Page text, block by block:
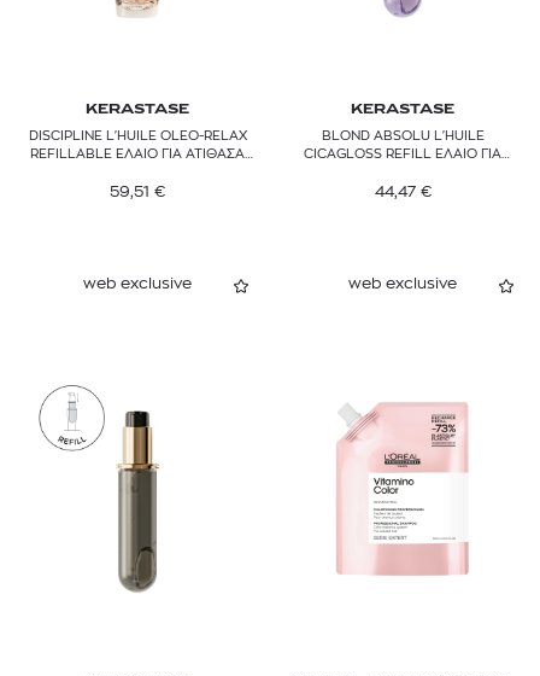
KERASTASE
DISCIPLINE L'ΗUILE OLEO-RELAX
REFILLABLE ΕΛΑΙΟ ΓΙΑ ΑΤΙΘΑΣΑ
59,51 €
KERASTASE
BLOND ABSOLU L'ΗUILE
CICAGLOSS REFILL ΕΛΑΙΟ ΓΙΑ
44,47 €
web exclusive web exclusive